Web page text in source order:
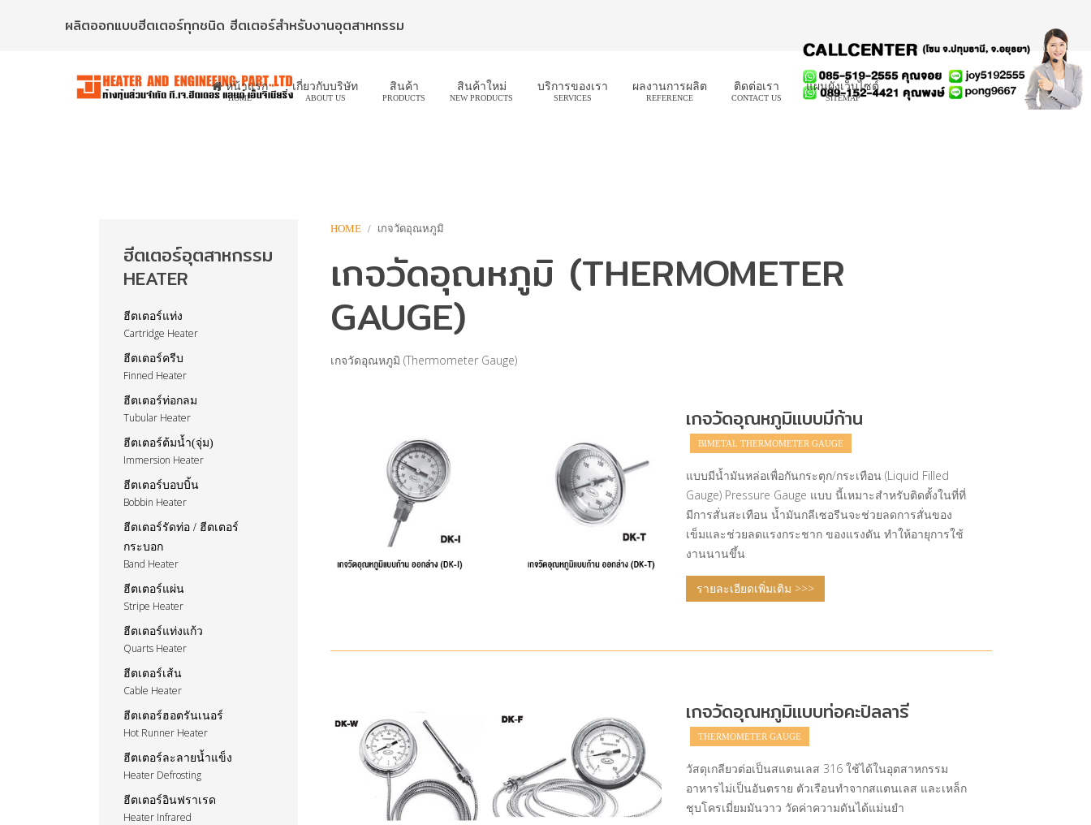
ผลิตออกแบบฮีตเตอร์ทุกชนิด ฮีตเตอร์สำหรับงานอุตสาหกรรม
หน้าแรก
HOME
เกี่ยวกับบริษัท
ABOUT US
สินค้า
PRODUCTS
สินค้าใหม่
NEW PRODUCTS
บริการของเรา
SERVICES
ผลงานการผลิต
REFERENCE
ติดต่อเรา
CONTACT US
แผนผังเว็บไซต์
SITEMAP
HOME เกจวัดอุณหภูมิ
เกจวัดอุณหภูมิ (THERMOMETER
GAUGE)
เกจวัดอุณหภูมิ (Thermometer Gauge)
เกจวัดอุณหภูมิแบบมีก้าน
BIMETAL THERMOMETER GAUGE
แบบมีน้ำมันหล่อเพื่อกันกระตุก/กระเทือน (Liquid Filled
Gauge) Pressure Gauge แบบ นี้เหมาะสำหรับติดตั้งในที่ที่
มีการสั่นสะเทือน น้ำมันกลีเซอรีนจะช่วยลดการสั่นของ
เข็มและช่วยลดแรงกระชาก ของแรงดัน ทำให้อายุการใช้
งานนานขึ้น
รายละเอียดเพิ่มเติม >>>
เกจวัดอุณหภูมิแบบท่อคะปิลลารี
THERMOMETER GAUGE
วัสดุเกลียวต่อเป็นสแตนเลส 316 ใช้ได้ในอุตสาหกรรม
อาหารไม่เป็นอันตราย ตัวเรือนทำจากสแตนเลส และเหล็ก
ชุบโครเมี่ยมมันวาว วัดค่าความดันได้แม่นยำ
ฮีตเตอร์อุตสาหกรรม
HEATER
ฮีตเตอร์แท่ง
Cartridge Heater
ฮีตเตอร์ครีบ
Finned Heater
ฮีตเตอร์ท่อกลม
Tubular Heater
ฮีตเตอร์ต้มน้ำ(จุ่ม)
Immersion Heater
ฮีตเตอร์บอบบิ้น
Bobbin Heater
ฮีตเตอร์รัดท่อ / ฮีตเตอร์
กระบอก
Band Heater
ฮีตเตอร์แผ่น
Stripe Heater
ฮีตเตอร์แท่งแก้ว
Quarts Heater
ฮีตเตอร์เส้น
Cable Heater
ฮีตเตอร์ฮอตรันเนอร์
Hot Runner Heater
ฮีตเตอร์ละลายน้ำแข็ง
Heater Defrosting
ฮีตเตอร์อินฟราเรด
Heater Infrared